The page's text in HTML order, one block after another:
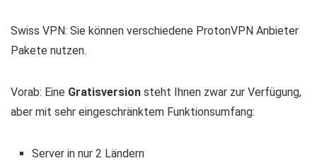
Swiss VPN: Sie können verschiedene ProtonVPN Anbieter
Pakete nutzen.
Vorab: Eine Gratisversion steht Ihnen zwar zur Verfügung,
aber mit sehr eingeschränktem Funktionsumfang:
Server in nur 2 Ländern